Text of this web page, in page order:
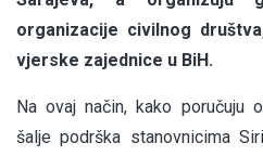
organizacije civilnog
vjerske zajednice u BiH.
Na ovaj način, kako poručuju
šalje podrška stanovnicima